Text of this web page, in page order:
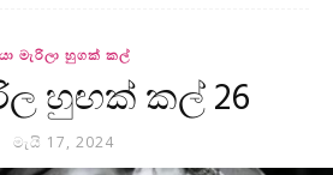
මැරිලා හුගක් කල්
හුඟක් කල් 26
මැයි 17, 2024